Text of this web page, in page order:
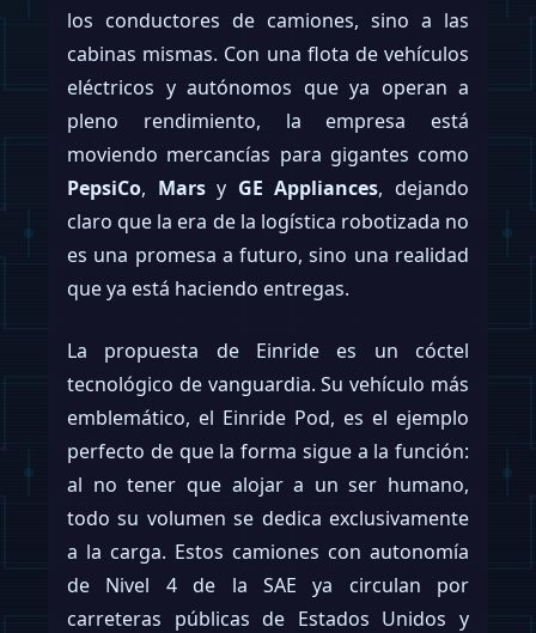
los conductores de camiones, sino a las
cabinas mismas. Con una flota de vehículos
eléctricos y autónomos que ya operan a
pleno rendimiento, la empresa está
moviendo mercancías para gigantes como
PepsiCo, Marsy GE Appliances, dejando
claro que la era de la logística robotizada no
es una promesa a futuro, sino una realidad
que ya está haciendo entregas.
La propuesta de Einride es un cóctel
tecnológico de vanguardia. Su vehículo más
emblemático, el Einride Pod, es el ejemplo
perfecto de que la forma sigue a la función:
al no tener que alojar a un ser humano,
todo su volumen se dedica exclusivamente
a la carga. Estos camiones con autonomía
de Nivel 4 de la SAE ya circulan por
carreteras públicas de Estados Unidos y